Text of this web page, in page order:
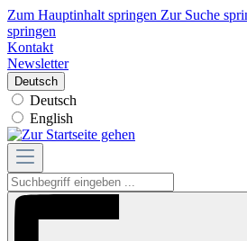
Zum Hauptinhalt springen Zur Suche
springen
Kontakt
Newsletter
Deutsch
Deutsch
English